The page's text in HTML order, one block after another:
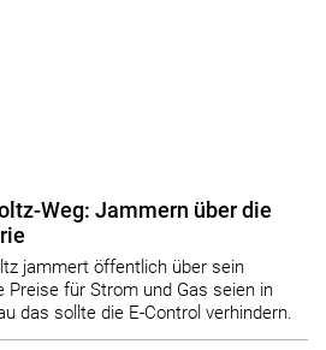
Weg: Jammern über die
jammert öffentlich über sein
Preise für Strom und Gas seien in
das sollte die E-Control verhindern.